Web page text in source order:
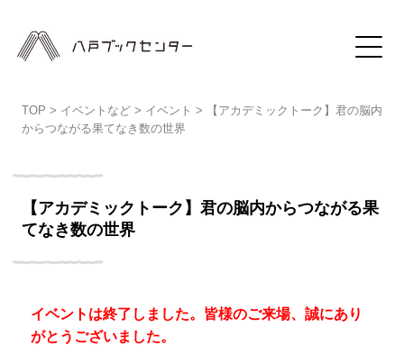
TOP > イベントなど> イベント >
【アカデミックトーク】君の脳内
からつながる果てなき数の世界
【アカデミックトーク】君の脳内からつながる果
てなき数の世界
イベントは終了しました。皆様のご来場、誠にあり
がとうございました。